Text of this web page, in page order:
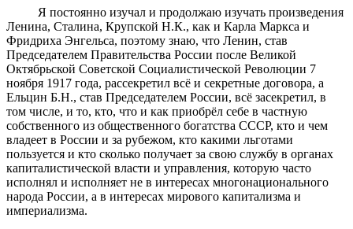
Я постоянно изучал и продолжаю изучать произведения
Ленина, Сталина, Крупской Н.К., как и Карла Маркса и
Фридриха Энгельса, поэтому знаю, что Ленин, став
Председателем Правительства России после Великой
Октябрьской Советской Социалистической Революции 7
ноября 1917 года, рассекретил всё и секретные договора, а
Ельцин Б.Н., став Председателем России, всё засекретил, в
том числе, и то, кто, что и как приобрёл себе в частную
собственного из общественного богатства СССР, кто и чем
владеет в России и за рубежом, кто какими льготами
пользуется и кто сколько получает за свою службу в органах
капиталистической власти и управления, которую часто
исполнял и исполняет не в интересах многонационального
народа России, а в интересах мирового капитализма и
империализма.